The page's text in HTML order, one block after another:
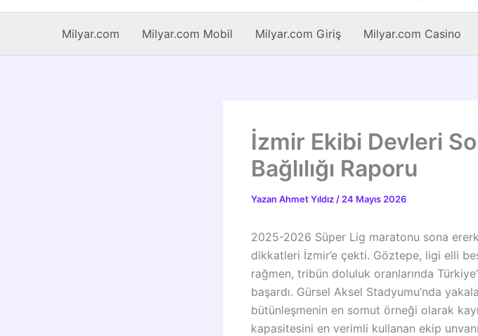
Milyar.com Milyar.com Mobil Milyar.com Giriş Milyar.com Casino
İzmir Ekibi Devleri
Bağlılığı Raporu
Yazan Ahmet Yıldız / 24 Mayıs 2026
2025-2026 Süper Lig maratonu sona
dikkatleri İzmir’e çekti. Göztepe, ligi elli
rağmen, tribün doluluk oranlarında
başardı. Gürsel Aksel Stadyumu’nda
bütünleşmenin en somut örneği olarak
kapasitesini en verimli kullanan ekip